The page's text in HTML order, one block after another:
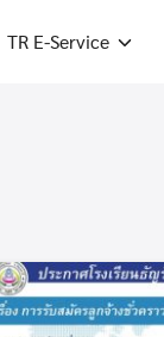
TR E-Service